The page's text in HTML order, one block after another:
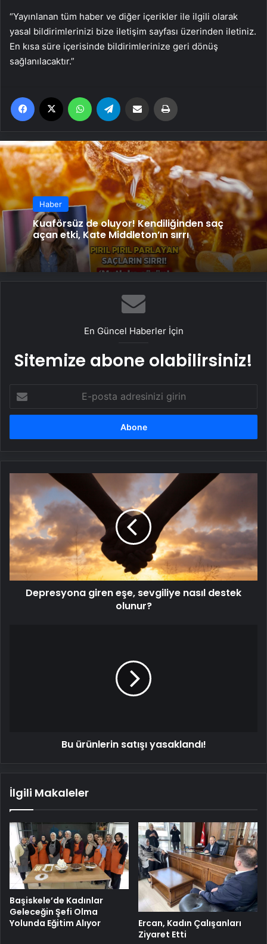
“Yayınlanan tüm haber ve diğer içerikler ile ilgili olarak
yasal bildirimlerinizi bize iletişim sayfası üzerinden iletiniz.
En kısa süre içerisinde bildirimlerinize geri dönüş
sağlanılacaktır.”
Facebook WhatsApp Email'den paylaş
Haber
Kuaförsüz de oluyor! Kendiliğinden saç
açan etki, Kate Middleton’ın sırrı
En Güncel Haberler İçin
Sitemize abone olabilirsiniz!
posta
adresinizi
Depresyona
giren
eşe,
sevgiliye
nasıl
destek
olunur?
Depresyona giren eşe, sevgiliye nasıl destek
olunur?
Bu ürünlerin satışı yasaklandı!
İlgili Makaleler
Başiskele’de Kadınlar
Geleceğin Şefi Olma
Yolunda Eğitim Alıyor
Ercan, Kadın Çalışanları
Ziyaret Etti